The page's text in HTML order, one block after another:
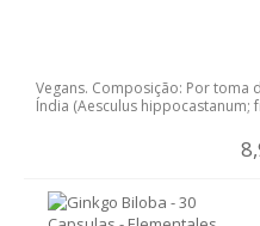
SAÚDE
PROBIOTICOS
Vegans. Composição: Por toma
Índia (Aesculus hippocastanum;